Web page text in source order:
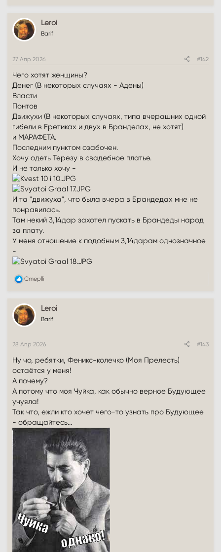
Leroi
Barif
27 Апр 2026 #142
Чего хотят женщины?
Денег (В некоторых случаях - Адены)
Власти
Понтов
Движухи (В некоторых случаях, типа вчерашних одной
гибели в Еретиках и двух в Бранделах, не хотят)
и МАРАФЕТА.
Последним пунктом озабочен.
Хочу одеть Терезу в свадебное платье.
И не только хочу -
И та "движуха", что была вчера в Брандедах мне не
понравилась.
Там некий 3,14дар захотел пускать в Брандеды народ
за плату.
У меня отношение к подобным 3,14дарам однозначное
-
Р
ц
и
и
Cmeplli
Leroi
Barif
28 Апр 2026 #143
Ну чо, ребятки, Феникс-колечко (Моя Прелесть)
остаётся у меня!
А почему?
А потому что моя Чуйка, как обычно верное Будующее
учуяла!
Так что, ежли кто хочет чего-то узнать про Будующее
- обращайтесь...